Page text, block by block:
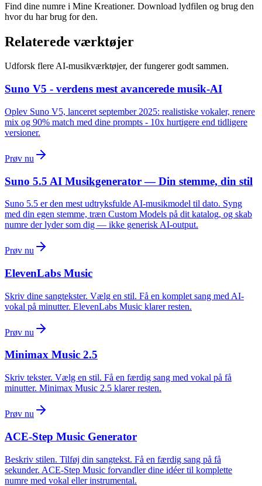
Find dine numre i Mine Kreationer. Download lydfilen og brug den
hvor du har brug for den.
Relaterede værktøjer
Udforsk flere AI-musikværktøjer, der fungerer godt sammen.
Suno V5 - verdens mest avancerede musik-AI
Oplev Suno V5, lanceret september 2025: realistiske vokaler, renere
mix og 90% match med dine prompts - 10x hurtigere end tidligere
versioner.
Prøv nu
Suno 5.5 AI Musikgenerator — Din stemme, din stil
Suno 5.5 er den mest udtryksfulde AI-musikmodel til dato. Syng
med din egen stemme, træn Custom Models på dit katalog, og skab
numre der lyder som dig — ikke generisk AI-output.
Prøv nu
ElevenLabs Music
Skriv dine sangtekster. Vælg en stil. Få en komplet sang med AI-
vokal på minutter. ElevenLabs Music klarer resten.
Prøv nu
Minimax Music 2.5
Skriv tekster. Vælg en stil. Få en færdig sang med vokal på få
minutter. Minimax Music 2.5 klarer resten.
Prøv nu
ACE-Step Music Generator
Beskriv stilen. Tilføj din sangtekst. Få en færdig sang på få
sekunder. ACE-Step Music forvandler dine idéer til komplette
numre med vokal eller instrumental.